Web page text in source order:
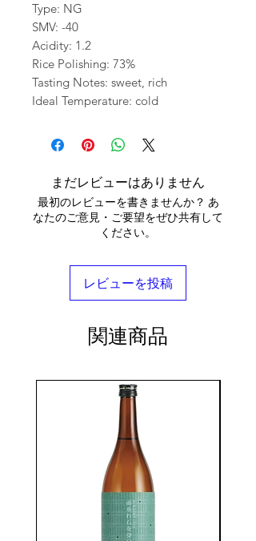
Type: NG
SMV: -40
Acidity: 1.2
Rice Polishing: 73%
Tasting Notes: sweet, rich
Ideal Temperature: cold
まだレビューはありません
最初のレビューを書きませんか？ あ
なたのご意見・ご要望をぜひ共有して
ください。
レビューを投稿
関連商品